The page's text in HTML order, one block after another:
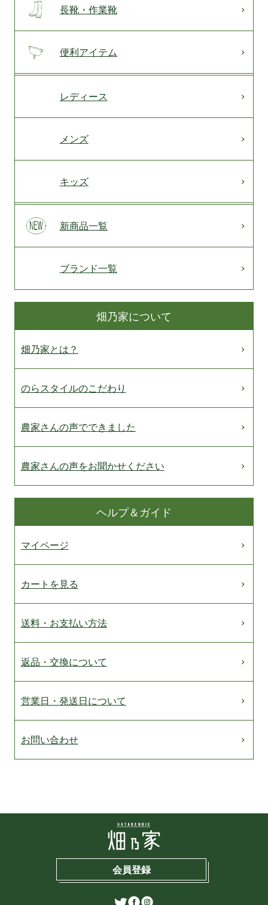
長靴・作業靴
便利アイテム
レディース
メンズ
キッズ
新商品一覧
ブランド一覧
畑乃家について
畑乃家とは？
のらスタイルのこだわり
農家さんの声でできました
農家さんの声をお聞かせください
ヘルプ＆ガイド
マイページ
カートを見る
送料・お支払い方法
返品・交換について
営業日・発送日について
お問い合わせ
会員登録